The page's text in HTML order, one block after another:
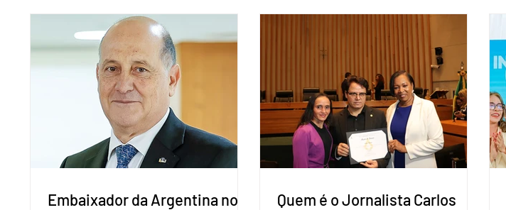
vice-presidente. A convenção contou
com a presença do presidente nacional
do partido, Eduardo Ribeiro, e do senador
Eduardo Girão, filiado ao Novo desde
fevereiro de 2023. Formado em
administração de empresas pela Fundaç
“Decidimos criar um grupo de trabalho
que vai identificar sensibilidades dos
dois lados e evitar que elas sejam um
empecilho para a retomada das
negociações de um acordo do Mercosul
com a Coreia”, disse o presiden
Embaixador da Argentina no
Quem é o Jornalista Carlos